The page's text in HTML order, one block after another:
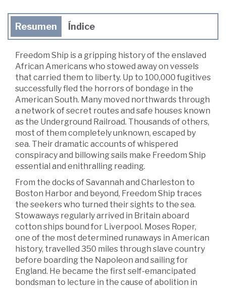
Resumen Índice
Freedom Ship is a gripping history of the enslaved
African Americans who stowed away on vessels
that carried them to liberty. Up to 100,000 fugitives
successfully fled the horrors of bondage in the
American South. Many moved northwards through
a network of secret routes and safe houses known
as the Underground Railroad. Thousands of others,
most of them completely unknown, escaped by
sea. Their dramatic accounts of whispered
conspiracy and billowing sails make Freedom Ship
essential and enithralling reading.
From the docks of Savannah and Charleston to
Boston Harbor and beyond, Freedom Ship traces
the seekers who turned their sights to the sea.
Stowaways regularly arrived in Britain aboard
cotton ships bound for Liverpool. Moses Roper,
one of the most determined runaways in American
history, travelled 350 miles through slave country
before boarding the Napoleon and sailing for
England. He became the first self-emancipated
bondsman to lecture in the cause of abolition in